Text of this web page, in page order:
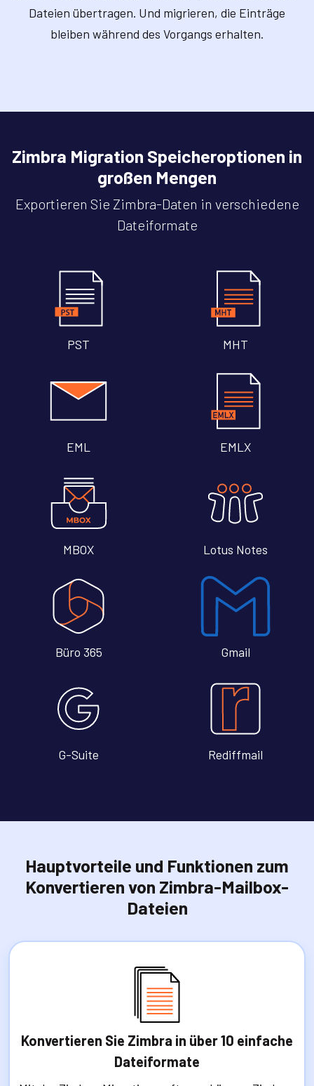
Dateien übertragen. Und migrieren, die Einträge
bleiben während des Vorgangs erhalten.
Zimbra Migration Speicheroptionen in
großen Mengen
Exportieren Sie Zimbra-Daten in verschiedene
Dateiformate
PST MHT
EML EMLX
MBOX Lotus Notes
Büro 365 Gmail
G-Suite Rediffmail
Hauptvorteile und Funktionen zum
Konvertieren von Zimbra-Mailbox-
Dateien
Konvertieren Sie Zimbra in über 10 einfache
Dateiformate